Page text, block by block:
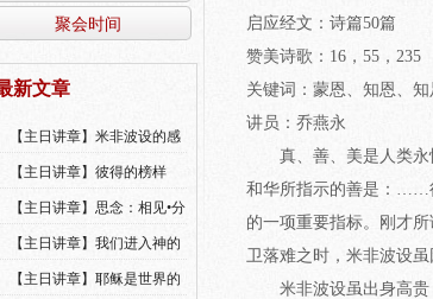
聚会时间
启应经文：诗篇50篇
赞美诗歌：16，55，
关键词：蒙恩、知恩、
讲员：乔燕永
真、善、美是人类
和华所指示的善是：……
的一项重要指标。刚才
卫落难之时，米非波设
米非波设虽出身高
新文章
【主日讲章】米非波设的感
恩--乔燕永老师
【主日讲章】彼得的榜样
【主日讲章】思念：相见•分
享•同得安慰
【主日讲章】我们进入神的
国，必须经历许多艰难
【主日讲章】耶稣是世界的